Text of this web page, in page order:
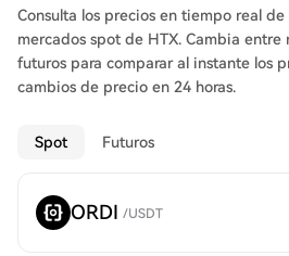
Consulta los precios en tiempo real de
mercados spot de HTX. Cambia entre
futuros para comparar al instante los
cambios de precio en 24 horas.
Spot Futuros
ORDI /USDT